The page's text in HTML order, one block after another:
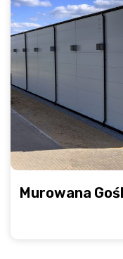
Murowana